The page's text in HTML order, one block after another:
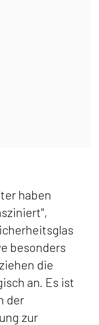
haben
besonders
die
an. Es ist
der
zur